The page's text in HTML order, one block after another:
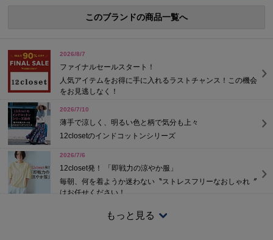
このブランドの商品一覧へ
2026/8/7
ファイナルセールスタート！
人気アイテムをお得に手に入れるラストチャンス！この機会
をお見逃しなく！
2026/7/10
薄手で涼しく、明るい色と柄で気分も上々
12closetのインドコットンシリーズ
2026/7/6
12closet発！ 「即戦力の涼やか服」
毎朝、何を着ようか迷わない〝ストレスフリーなおしゃれ〞
はお任せください！
もっと見る